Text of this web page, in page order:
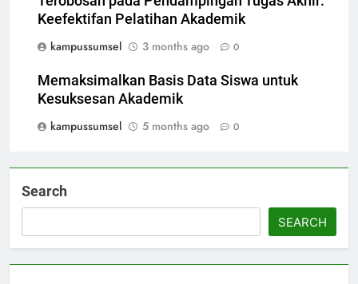
Keefektifan Pelatihan Akademik
kampussumsel
3 months ago 0
Memaksimalkan Basis Data Siswa untuk
Kesuksesan Akademik
kampussumsel
5 months ago 0
Search
SEARCH